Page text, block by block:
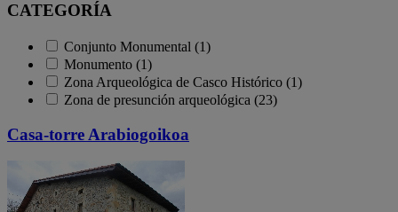
CATEGORÍA
Conjunto Monumental (1)
Monumento (1)
Zona Arqueológica de Casco Histórico (1)
Zona de presunción arqueológica (23)
Casa-torre Arabiogoikoa